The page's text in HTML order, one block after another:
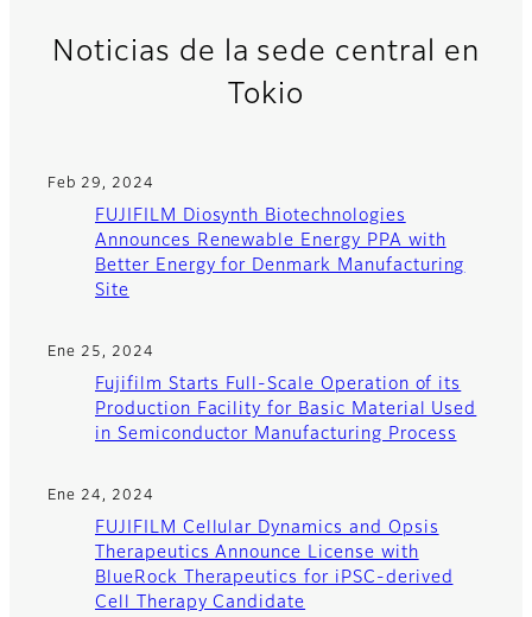
Noticias de la sede central en
Tokio
Feb 29, 2024
FUJIFILM Diosynth Biotechnologies
Announces Renewable Energy PPA with
Better Energy for Denmark Manufacturing
Site
Ene 25, 2024
Fujifilm Starts Full-Scale Operation of its
Production Facility for Basic Material Used
in Semiconductor Manufacturing Process
Ene 24, 2024
FUJIFILM Cellular Dynamics and Opsis
Therapeutics Announce License with
BlueRock Therapeutics for iPSC-derived
Cell Therapy Candidate